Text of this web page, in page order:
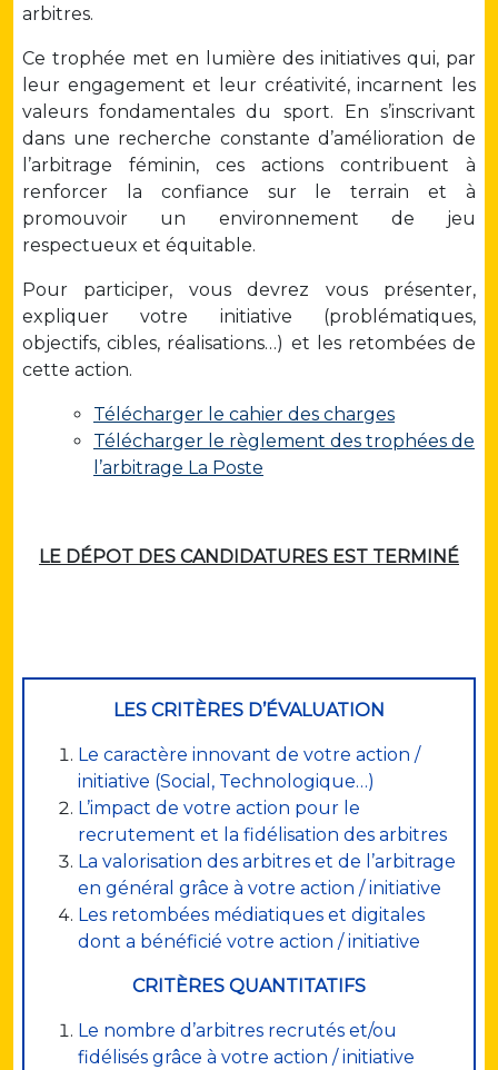
arbitres.
Ce trophée met en lumière des initiatives qui, par
leur engagement et leur créativité, incarnent les
valeurs fondamentales du sport. En s’inscrivant
dans une recherche constante d’amélioration de
l’arbitrage féminin, ces actions contribuent à
renforcer la confiance sur le terrain et à
promouvoir un environnement de jeu
respectueux et équitable.
Pour participer, vous devrez vous présenter,
expliquer votre initiative (problématiques,
objectifs, cibles, réalisations…) et les retombées de
cette action.
Télécharger le cahier des charges
Télécharger le règlement des trophées de
l’arbitrage La Poste
LE DÉPOT DES CANDIDATURES EST TERMINÉ
LES CRITÈRES D’ÉVALUATION
Le caractère innovant de votre action /
initiative (Social, Technologique…)
L’impact de votre action pour le
recrutement et la fidélisation des arbitres
La valorisation des arbitres et de l’arbitrage
en général grâce à votre action / initiative
Les retombées médiatiques et digitales
dont a bénéficié votre action / initiative
CRITÈRES QUANTITATIFS
Le nombre d’arbitres recrutés et/ou
fidélisés grâce à votre action / initiative